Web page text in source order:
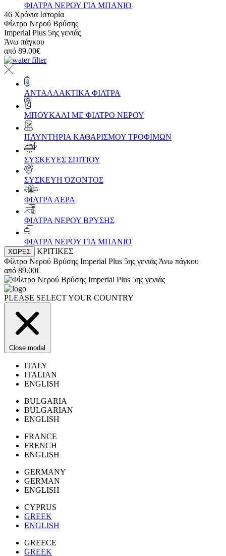
ΦΙΛΤΡΑ ΝΕΡΟΥ ΓΙΑ ΜΠΑΝΙΟ
46 Χρόνια Ιστορία
Φίλτρο Νερού Βρύσης
Imperial Plus 5ης γενιάς
Άνω πάγκου
από 89.00€
ΑΝΤΑΛΛΑΚΤΙΚΑ ΦΙΛΤΡΑ
ΜΠΟΥΚΑΛΙ ΜΕ ΦΙΛΤΡΟ ΝΕΡΟΥ
ΠΛΥΝΤΗΡΙΑ ΚΑΘΑΡΙΣΜΟΥ ΤΡΟΦΙΜΩΝ
ΣΥΣΚΕΥΕΣ ΣΠΙΤΙΟΥ
ΣΥΣΚΕΥΗ ΌΖΟΝΤΟΣ
ΦΙΛΤΡΑ ΑΕΡΑ
ΦΙΛΤΡΑ ΝΕΡΟΥ ΒΡΥΣΗΣ
ΦΙΛΤΡΑ ΝΕΡΟΥ ΓΙΑ ΜΠΑΝΙΟ
ΧΩΡΕΣ
ΚΡΙΤΙΚΕΣ
Φίλτρο Νερού Βρύσης Imperial Plus 5ης γενιάς Άνω πάγκου
από 89.00€
PLEASE SELECT YOUR COUNTRY
Close modal
ITALY
ITALIAN
ENGLISH
BULGARIA
BULGARIAN
ENGLISH
FRANCE
FRENCH
ENGLISH
GERMANY
GERMAN
ENGLISH
CYPRUS
GREEK
ENGLISH
GREECE
GREEK